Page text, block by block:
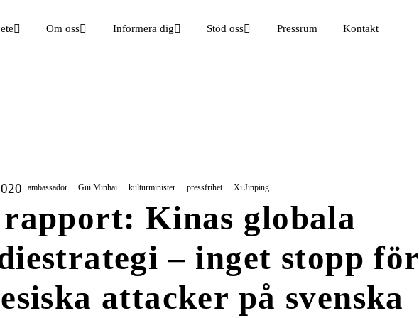
Om oss Informera dig Stöd oss Pressrum Kontakt
ambassadör Gui Minhai kulturminister pressfrihet Xi Jinping
Kinas globala
– inget stopp för
attacker på svenska